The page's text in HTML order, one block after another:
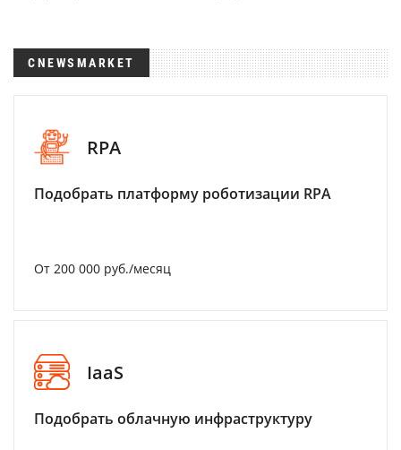
CNEWSMARKET
RPA
Подобрать платформу роботизации RPA
От 200 000 руб./месяц
IaaS
Подобрать облачную инфраструктуру